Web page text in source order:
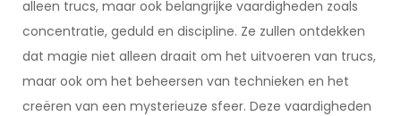
alleen trucs, maar ook belangrijke vaardigheden zoals
concentratie, geduld en discipline. Ze zullen ontdekken
dat magie niet alleen draait om het uitvoeren van trucs,
maar ook om het beheersen van technieken en het
creëren van een mysterieuze sfeer. Deze vaardigheden